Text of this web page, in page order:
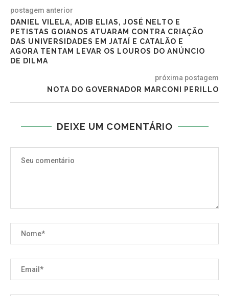
postagem anterior
DANIEL VILELA, ADIB ELIAS, JOSÉ NELTO E
PETISTAS GOIANOS ATUARAM CONTRA CRIAÇÃO
DAS UNIVERSIDADES EM JATAÍ E CATALÃO E
AGORA TENTAM LEVAR OS LOUROS DO ANÚNCIO
DE DILMA
próxima postagem
NOTA DO GOVERNADOR MARCONI PERILLO
DEIXE UM COMENTÁRIO